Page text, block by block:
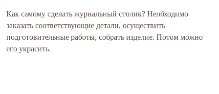
Как самому сделать журнальный столик? Необходимо
заказать соответствующие детали, осуществить
подготовительные работы, собрать изделие. Потом можно
его украсить.